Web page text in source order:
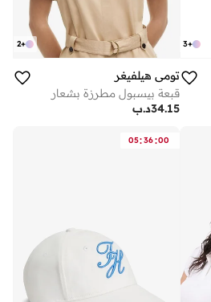
+
3
+
2
تومي هيلفيغر
قبعة بيسبول مطرزة بشعار
د.ب34.15
05:36:00